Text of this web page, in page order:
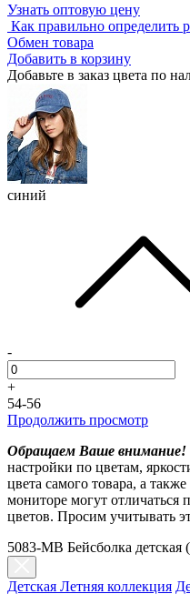
Узнать оптовую цену
Как правильно определить
Обмен товара
Добавить в корзину
Добавьте в заказ цвета по
синий
-
+
54-56
Продолжить просмотр
Обращаем Ваше внимание!
настройки по цветам,
цвета самого товара, а
мониторе могут отличаться
цветов. Просим учитывать
5083-МB Бейсболка детская
Детская Летняя коллекция